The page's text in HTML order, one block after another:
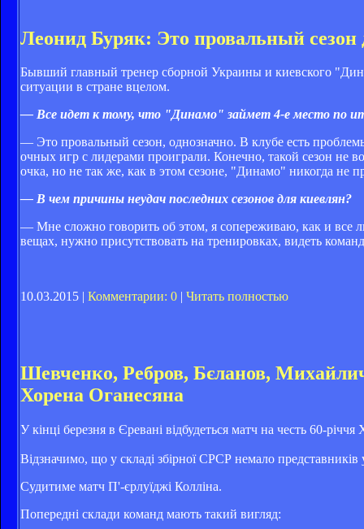
Леонид Буряк: Это провальный
Бывший главный тренер сборной Украины и киевского
ситуации в стране вцелом.
— Все идет к тому, что "Динамо" займет 4-е место по
— Это провальный сезон, однозначно. В клубе есть
очных игр с лидерами проиграли. Конечно, такой сезон не
очка, но не так же, как в этом сезоне, "Динамо" никогда не
— В чем причины неудач последних сезонов для киевлян?
— Мне сложно говорить об этом, я сопереживаю, как и все
вещах, нужно присутствовать на тренировках, видеть
10.03.2015 | Комментарии: 0 | Читать полностью
Шевченко, Ребров, Бєланов,
Хорена Оганесяна
У кінці березня в Єревані відбудеться матч на честь 60-
Відзначимо, що у складі збірної СРСР немало
Судитиме матч П'-єрлуїджі Колліна.
Попередні склади команд мають такий вигляд: